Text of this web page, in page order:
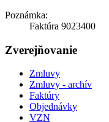
Poznámka:
Faktúra 9023400
Zverejňovanie
Zmluvy
Zmluvy - archív
Faktúry
Objednávky
VZN